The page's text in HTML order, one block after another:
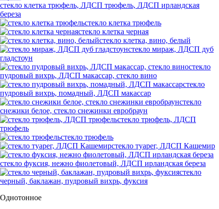
стекло клетка трюфель, ЛДСП трюфель, ЛДСП ирландская
береза
стекло клетка трюфель
стекло клетка черная
стекло клетка, вино, белый
стекло мираж, ЛДСП дуб
гладстоун
стекло
пудровый вихрь, ЛДСП макассар, стекло вино
стекло
пудровый вихрь, помадный, ЛДСП макассар
стекло
снежики белое, стекло снежинки евробраун
стекло трюфель, ЛДСП
трюфель
стекло трюфель
стекло туарег, ЛДСП Кашемир
стекло фуксия, нежно фиолетовый, ЛДСП ирландская береза
стекло
черный, баклажан, пудровый вихрь, фуксия
Однотонное